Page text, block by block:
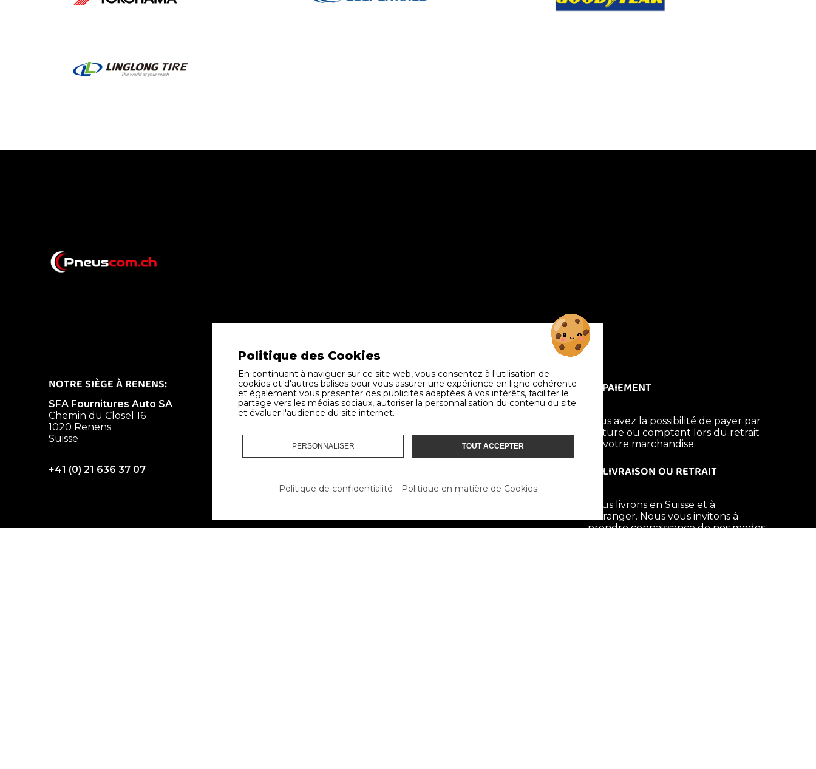
NOTRE SIÈGE À RENENS:
SFA Fournitures Auto SA
Chemin du Closel 16
1020 Renens
Suisse
+41 (0) 21 636 37 07
SUCCURSALE À GLAND:
SFA Fournitures Auto SA
Chemin de la Crétaux 8
1196 Gland
LIENS UTILES
Livraisons
Contact
PAIEMENT
Vous avez la possibilité de payer par
facture ou comptant lors du retrait
de votre marchandise.
LIVRAISON OU RETRAIT
Nous livrons en Suisse et à
l'étranger. Nous vous invitons à
prendre connaissance de nos modes
Politique des Cookies
En continuant à naviguer sur ce site web, vous consentez à l'utilisation de
cookies et d'autres balises pour vous assurer une expérience en ligne cohérente
et également vous présenter des publicités adaptées à vos intérêts, faciliter le
partage vers les médias sociaux, autoriser la personnalisation du contenu du site
et évaluer l'audience du site internet.
PERSONNALISER TOUT ACCEPTER
Politique de confidentialité Politique en matière de Cookies